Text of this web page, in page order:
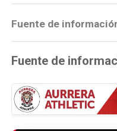
Fuente de
Fuente de